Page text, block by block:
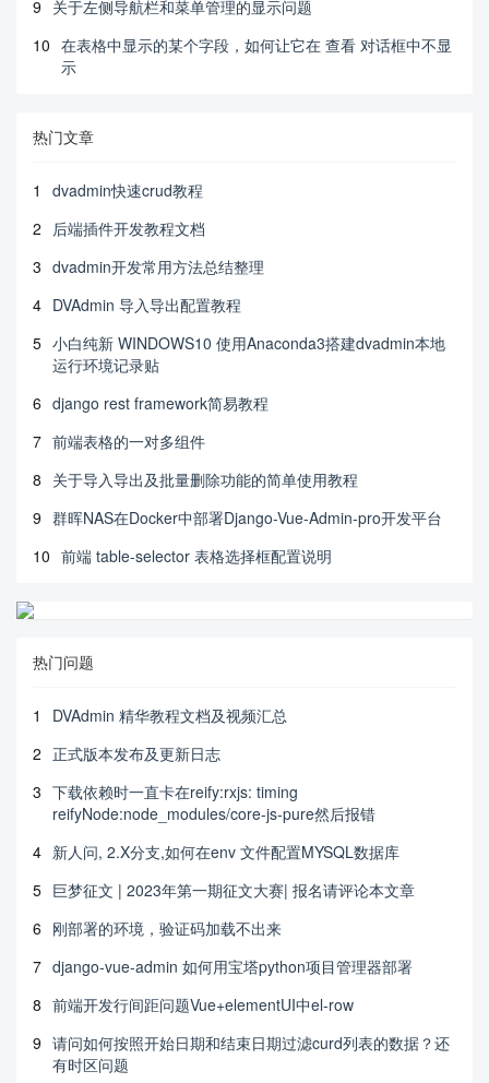
9 关于左侧导航栏和菜单管理的显示问题
10 在表格中显示的某个字段，如何让它在 查看 对话框中不显
示
热门文章
1
dvadmin快速crud教程
2 后端插件开发教程文档
3 dvadmin开发常用方法总结整理
4 DVAdmin 导入导出配置教程
5 小白纯新 WINDOWS10 使用Anaconda3搭建dvadmin本地
运行环境记录贴
6 django rest framework简易教程
7 前端表格的一对多组件
8 关于导入导出及批量删除功能的简单使用教程
9 群晖NAS在Docker中部署Django-Vue-Admin-pro开发平台
10 前端 table-selector 表格选择框配置说明
热门问题
1
DVAdmin 精华教程文档及视频汇总
2 正式版本发布及更新日志
3 下载依赖时一直卡在reify:rxjs: timing
reifyNode:node_modules/core-js-pure然后报错
4 新人问, 2.X分支,如何在env 文件配置MYSQL数据库
5 巨梦征文 | 2023年第一期征文大赛| 报名请评论本文章
6 刚部署的环境，验证码加载不出来
7 django-vue-admin 如何用宝塔python项目管理器部署
8 前端开发行间距问题Vue+elementUI中el-row
9 请问如何按照开始日期和结束日期过滤curd列表的数据？还
有时区问题